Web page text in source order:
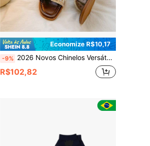
Economize R$10,17
-9% 2026 Novos Chinelos Versáteis de Verão com Pérola Bege, Sola Plana Chinelos de Praia para Mulheres Combinar com Vestidos
R$102,82